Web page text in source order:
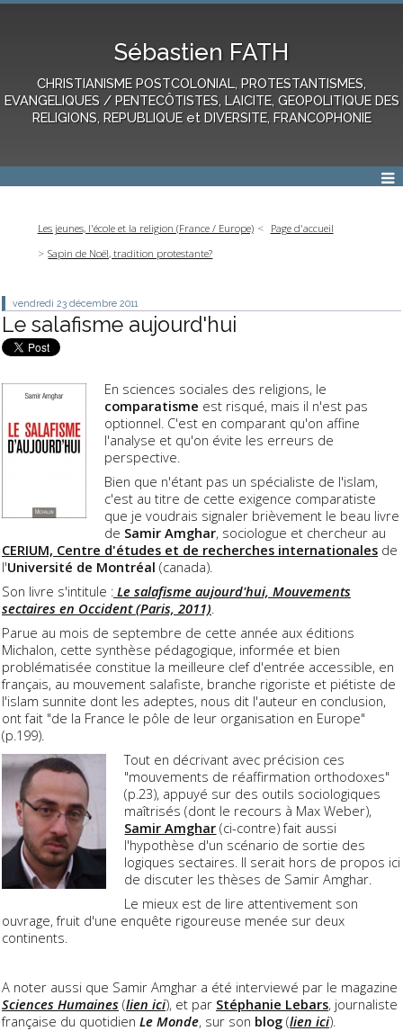
Sébastien FATH
CHRISTIANISME POSTCOLONIAL, PROTESTANTISMES,
EVANGELIQUES / PENTECÔTISTES, LAICITE, GEOPOLITIQUE DES
RELIGIONS, REPUBLIQUE et DIVERSITE, FRANCOPHONIE
Les jeunes, l'école et la religion (France / Europe)
Page d'accueil
Sapin de Noël, tradition protestante?
vendredi 23 décembre 2011
Le salafisme aujourd'hui
En sciences sociales des religions, le
comparatisme est risqué, mais il n'est pas
optionnel. C'est en comparant qu'on affine
l'analyse et qu'on évite les erreurs de
perspective.
Bien que n'étant pas un spécialiste de l'islam,
c'est au titre de cette exigence comparatiste
que je voudrais signaler brièvement le beau livre
de Samir Amghar, sociologue et chercheur au
CERIUM, Centre d'études et de recherches internationales de
l'Université de Montréal (canada).
Son livre s'intitule : Le salafisme aujourd'hui, Mouvements
sectaires en Occident (Paris, 2011).
Parue au mois de septembre de cette année aux éditions
Michalon, cette synthèse pédagogique, informée et bien
problématisée constitue la meilleure clef d'entrée accessible, en
français, au mouvement salafiste, branche rigoriste et piétiste de
l'islam sunnite dont les adeptes, nous dit l'auteur en conclusion,
ont fait "de la France le pôle de leur organisation en Europe"
(p.199).
Tout en décrivant avec précision ces
"mouvements de réaffirmation orthodoxes"
(p.23), appuyé sur des outils sociologiques
maîtrisés (dont le recours à Max Weber),
Samir Amghar (ci-contre) fait aussi
l'hypothèse d'un scénario de sortie des
logiques sectaires. Il serait hors de propos ici
de discuter les thèses de Samir Amghar.
Le mieux est de lire attentivement son
ouvrage, fruit d'une enquête rigoureuse menée sur deux
continents.
A noter aussi que Samir Amghar a été interviewé par le magazine
Sciences Humaines (lien ici), et par Stéphanie Lebars, journaliste
française du quotidien Le Monde, sur son blog (lien ici).